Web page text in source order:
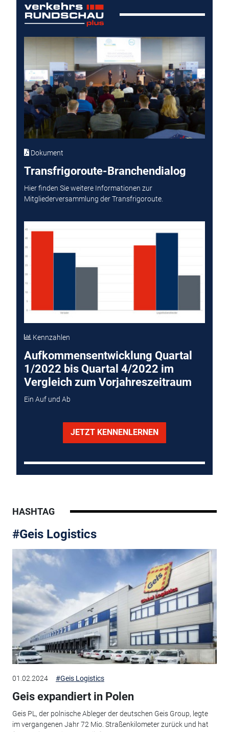
Dokument
Transfrigoroute-Branchendialog
Hier finden Sie weitere Informationen zur
Mitgliederversammlung der Transfrigoroute.
Kennzahlen
Aufkommensentwicklung Quartal
1/2022 bis Quartal 4/2022 im
Vergleich zum Vorjahreszeitraum
Ein Auf und Ab
JETZT KENNENLERNEN
HASHTAG
#Geis Logistics
01.02.2024 #Geis Logistics
Geis expandiert in Polen
Geis PL, der polnische Ableger der deutschen Geis Group, legte
im vergangenen Jahr 72 Mio. Straßenkilometer zurück und hat